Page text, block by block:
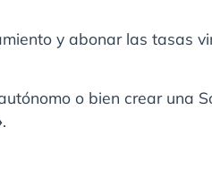
y abonar las tasas
o bien crear una
.